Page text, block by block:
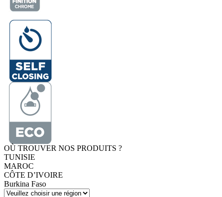
OÙ TROUVER NOS PRODUITS ?
TUNISIE
MAROC
CÔTE D’IVOIRE
Burkina Faso